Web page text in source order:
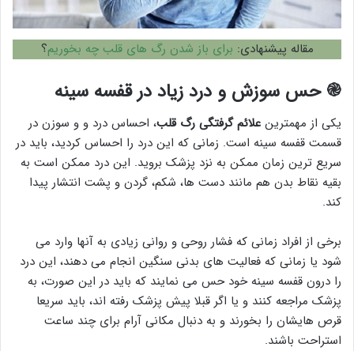
مقاله پیشنهادی: برای باز شدن رگ های قلب چه بخوریم؟
֎ حس سوزش و درد زیاد در قفسه سینه
یکی از مهمترین علائم گرفتگی رگ قلب، احساس درد و و سوزن در
قسمت قفسه سینه است. زمانی که این درد را احساس کردید، باید در
سریع ترین زمان ممکن به نزد پزشک بروید. این درد ممکن است به
بقیه نقاط بدن هم مانند دست ها، شکم، گردن و پشت انتشار پیدا
کند.
برخی از افراد زمانی که فشار روحی و روانی زیادی به آنها وارد می
شود یا زمانی که فعالیت های بدنی سنگین انجام می دهند، این درد
را درون قفسه سینه خود حس می نمایند که باید در این صورت، به
پزشک مراجعه کنند و یا اگر قبلا پیش پزشک رفته اند، باید سریعا
قرص هایشان را بخورند و به دنبال مکانی آرام برای چند ساعت
استراحت باشند.